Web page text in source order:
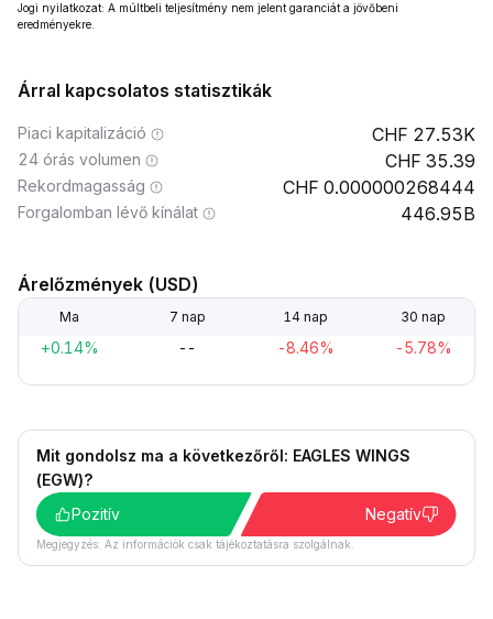
Jogi nyilatkozat: A múltbeli teljesítmény nem jelent garanciát a jövőbeni
eredményekre.
Árral kapcsolatos statisztikák
Piaci kapitalizáció 27.53K
24 órás volumen 35.39
Rekordmagasság 0.000000268444
Forgalomban lévő kínálat 446.95B
Árelőzmények (USD)
Ma 7 nap 14 nap 30 nap
+0.14% -- -8.46% -5.78%
Mit gondolsz ma a következőről: EAGLES WINGS
(EGW)?
Pozitív
Negatív
Megjegyzés: Az információk csak tájékoztatásra szolgálnak.